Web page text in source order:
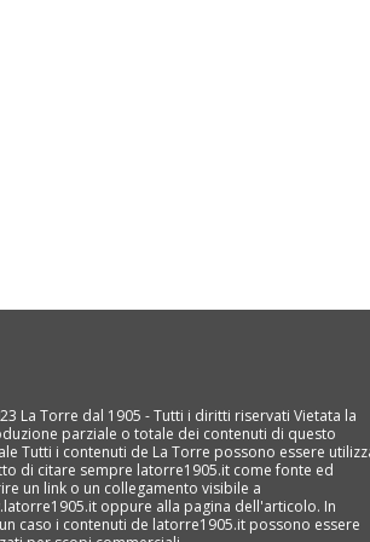
La Torre dal 1905 - Tutti i diritti riservati Vietata la
parziale o totale dei contenuti di questo
Tutti i contenuti de La Torre possono essere
di citare sempre latorre1905.it come fonte ed
un link o un collegamento visibile a
oppure alla pagina dell'articolo. In
caso i contenuti de latorre1905.it possono essere